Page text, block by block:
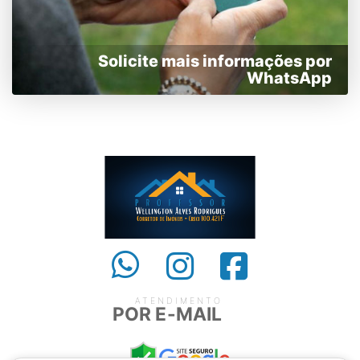
Solicite mais informações por
WhatsApp
ATENDIMENTO
POR E-MAIL